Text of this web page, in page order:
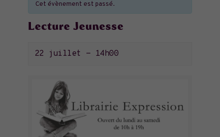
Cet évènement est passé.
Lecture Jeunesse
22 juillet - 14h00